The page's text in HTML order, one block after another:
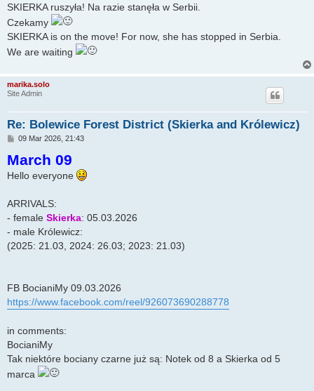
SKIERKA ruszyła! Na razie stanęła w Serbii.
Czekamy
SKIERKA is on the move! For now, she has stopped in Serbia.
We are waiting
marika.solo
Site Admin
Re: Bolewice Forest District (Skierka and Królewicz)
P
s
t
09 Mar 2026, 21:43
March 09
Hello everyone
ARRIVALS:
- female Skierka: 05.03.2026
- male Królewicz:
(2025: 21.03, 2024: 26.03; 2023: 21.03)
FB BocianiMy 09.03.2026
https://www.facebook.com/reel/926073690288778
in comments:
BocianiMy
Tak niektóre bociany czarne już są: Notek od 8 a Skierka od 5
marca